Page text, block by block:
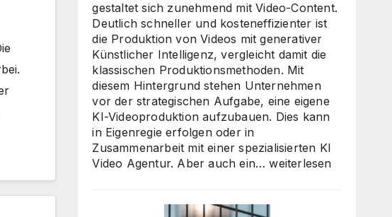
gestaltet sich zunehmend mit Video-Content.
Deutlich schneller und kosteneffizienter ist
die Produktion von Videos mit generativer
Künstlicher Intelligenz, vergleicht damit die
klassischen Produktionsmethoden. Mit
diesem Hintergrund stehen Unternehmen
vor der strategischen Aufgabe, eine eigene
KI-Videoproduktion aufzubauen. Dies kann
in Eigenregie erfolgen oder in
Zusammenarbeit mit einer spezialisierten KI
Video Agentur. Aber auch ein…KI
weiterlesen